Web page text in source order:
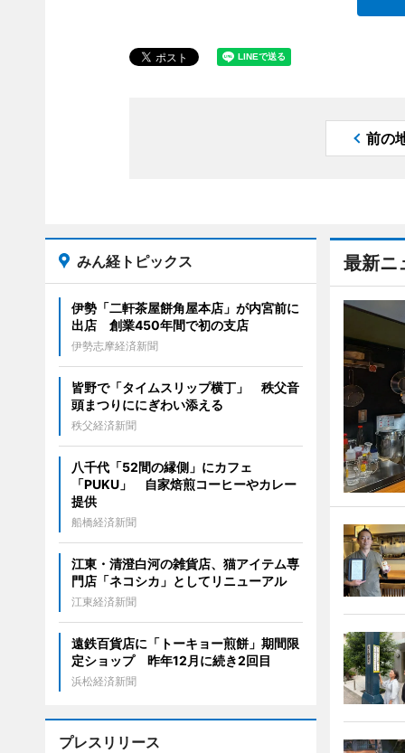
前の
最新ニ
みん経トピックス
伊勢「二軒茶屋餅角屋本店」が内宮前に
出店 創業450年間で初の支店
伊勢志摩経済新聞
皆野で「タイムスリップ横丁」 秩父音
頭まつりににぎわい添える
秩父経済新聞
八千代「52間の縁側」にカフェ
「PUKU」 自家焙煎コーヒーやカレー
提供
船橋経済新聞
江東・清澄白河の雑貨店、猫アイテム専
門店「ネコシカ」としてリニューアル
江東経済新聞
遠鉄百貨店に「トーキョー煎餅」期間限
定ショップ 昨年12月に続き2回目
浜松経済新聞
プレスリリース